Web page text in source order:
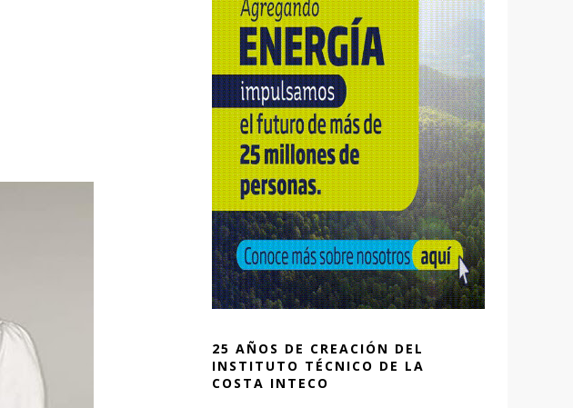
25 AÑOS DE CREACIÓN DEL
INSTITUTO TÉCNICO DE LA
COSTA INTECO